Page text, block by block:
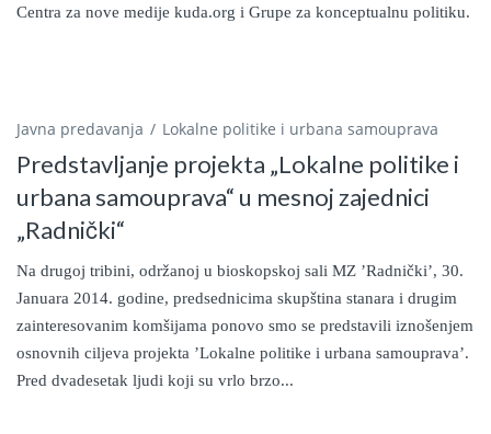
Centra za nove medije kuda.org i Grupe za konceptualnu politiku.
Javna predavanja Lokalne politike i urbana samouprava
Predstavljanje projekta „Lokalne politike i
urbana samouprava“ u mesnoj zajednici
„Radnički“
Na drugoj tribini, održanoj u bioskopskoj sali MZ ’Radnički’, 30.
Januara 2014. godine, predsednicima skupština stanara i drugim
zainteresovanim komšijama ponovo smo se predstavili iznošenjem
osnovnih ciljeva projekta ’Lokalne politike i urbana samouprava’.
Pred dvadesetak ljudi koji su vrlo brzo...